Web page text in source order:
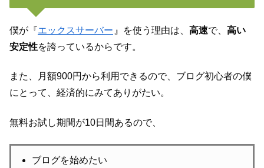
僕が『エックスサーバー 』を使う理由は、 高速で、 高い
安定性を誇っているからです。
また、月額900円から利用できるので、ブログ初心者の僕
にとって、経済的にみてありがたい。
無料お試し期間が10日間あるので、
ブログを始めたい